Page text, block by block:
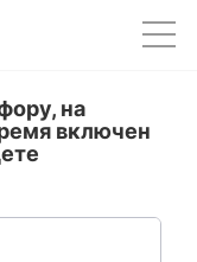
на
включен